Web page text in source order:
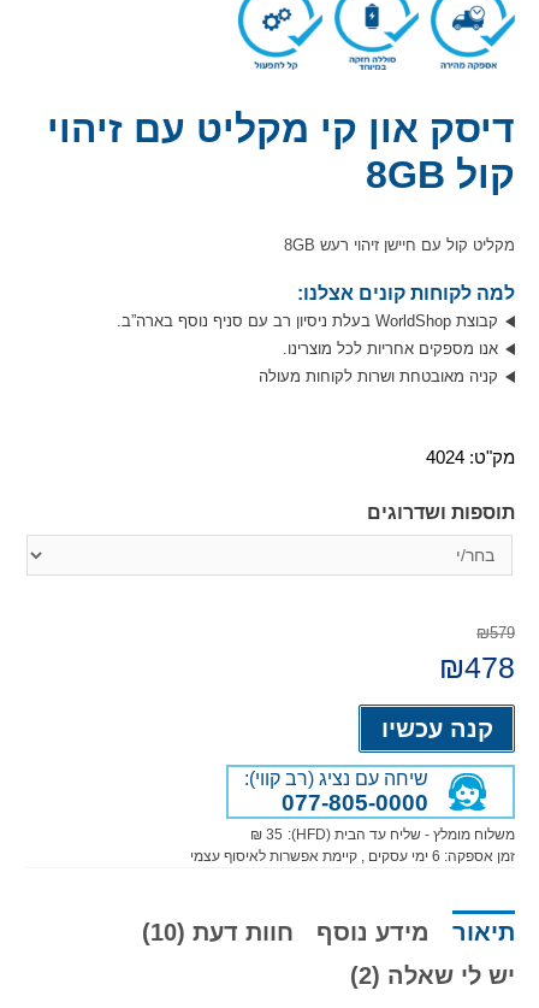
דיסק און קי מקליט עם זיהוי
קול 8GB
מקליט קול עם חיישן זיהוי רעש 8GB
למה לקוחות קונים אצלנו:
קבוצת WorldShop בעלת ניסיון רב עם סניף נוסף בארה”ב.
אנו מספקים אחריות לכל מוצרינו.
קניה מאובטחת ושרות לקוחות מעולה
מק"ט: 4024
תוספות ושדרוגים
₪579
המחיר
המקורי
היה:
₪579.
₪478
קנה עכשיו
שיחה עם נציג (רב קווי):
077-805-0000
משלוח מומלץ - שליח עד הבית (HFD):
35 ₪
זמן אספקה: 6 ימי עסקים , קיימת אפשרות לאיסוף עצמי
תיאור מידע נוסף
חוות דעת (10)
יש לי שאלה (2)